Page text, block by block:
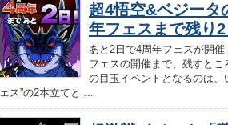
超4悟空&ベジータ
年フェスまで残り2
あと2日で4周年フェスが開
フェスの開催まで、残すと
の目玉イベントとなるのは、
ェス”の2本立てと ...